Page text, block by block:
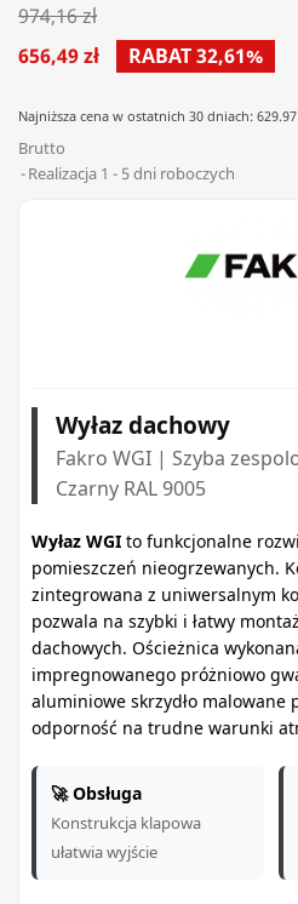
974,16 zł
656,49 zł
RABAT 32,61%
Najniższa cena w ostatnich 30 dniach: 629.97
Brutto
Realizacja 1 - 5 dni roboczych
Wyłaz dachowy
Fakro WGI | Szyba
Czarny RAL 9005
Wyłaz WGI to funkcjonalne
pomieszczeń nieogrzewanych.
zintegrowana z uniwersalnym
pozwala na szybki i łatwy
dachowych. Ościeżnica
impregnowanego próżniowo
aluminiowe skrzydło malowane
odporność na trudne warunki
🚀 Obsługa
Konstrukcja klapowa
ułatwia wyjście